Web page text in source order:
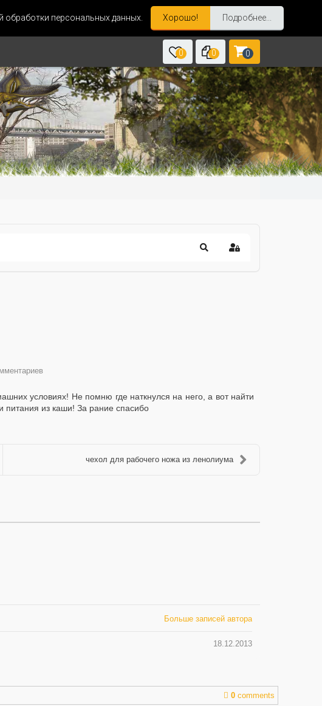
персональных данных. Хорошо! Подробнее...
0 0 0
условиях! Не помню где наткнулся на него, а вот найти
питания из каши! За рание спасибо
чехол для рабочего ножа из ленолиума
Больше записей автора
18.12.2013
0 comments